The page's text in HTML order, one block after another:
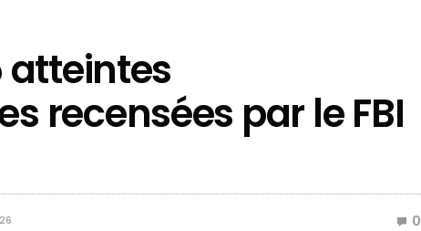
atteintes
recensées par le FBI
0